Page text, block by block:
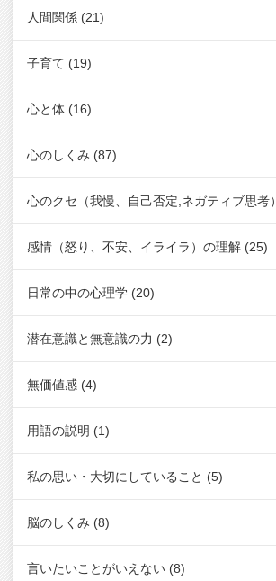
人間関係 (21)
子育て (19)
心と体 (16)
心のしくみ (87)
心のクセ（我慢、自己否定,ネガティブ思考）
感情（怒り、不安、イライラ）の理解 (25)
日常の中の心理学 (20)
潜在意識と無意識の力 (2)
無価値感 (4)
用語の説明 (1)
私の思い・大切にしていること (5)
脳のしくみ (8)
言いたいことがいえない (8)